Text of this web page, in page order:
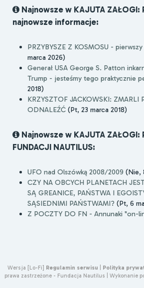
Najnowsze w KAJUTA
najnowsze informacje:
PRZYBYSZE Z KOSMOSU -
marca 2026)
Generał USA George S. Patton
Trump - jesteśmy tego praktycznie
2018)
KRZYSZTOF JACKOWSKI: ZMARLI
ODNALEŹĆ (Pt, 23 marca 2018)
Najnowsze w KAJUTA ZAŁOGI:
FUNDACJI NAUTILUS:
UFO nad Olszówką 2008/2009 (Nie,
CZY NA OBCYCH PLANETACH
SĄ GREANICE, PAŃSTWA I
SĄSIEDNIMI PAŃSTWAMI? (Pt, 6
Z POCZTY DO FN - Annunaki "on-
Wersja [Lo-Fi] Regulamin serwisu Polityka
prawa zastrzeżone - Fundacja Nautilus | Wykonanie